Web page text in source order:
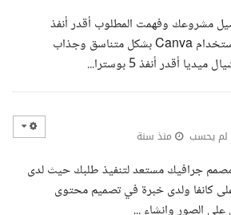
مشروعك وفهمت المطلوب أقدر أنفذ
بوسترات دعائية مميزة باستخدام Canva بشكل متناسق وجذاب
أقدر أنفذ 5 بوسترا...
لم يحسب منذ سنة
مصمم جرافيك مستعد لتنفيذ طلبك حيث لدى
كانفا ولدى خبرة في تصميم محتوى
الصور وانشاء ...